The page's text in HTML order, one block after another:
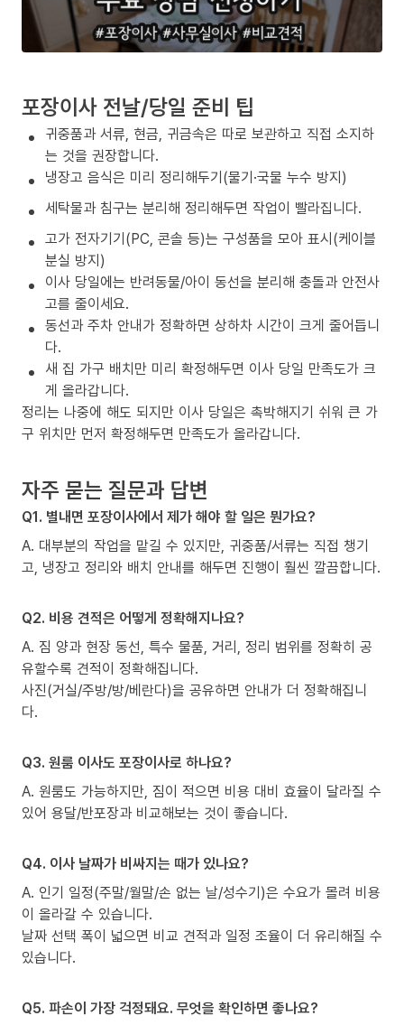
포장이사 전날/당일 준비 팁
귀중품과 서류, 현금, 귀금속은 따로 보관하고 직접 소지하
는 것을 권장합니다.
냉장고 음식은 미리 정리해두기(물기·국물 누수 방지)
세탁물과 침구는 분리해 정리해두면 작업이 빨라집니다.
고가 전자기기(PC, 콘솔 등)는 구성품을 모아 표시(케이블
분실 방지)
이사 당일에는 반려동물/아이 동선을 분리해 충돌과 안전사
고를 줄이세요.
동선과 주차 안내가 정확하면 상하차 시간이 크게 줄어듭니
다.
새 집 가구 배치만 미리 확정해두면 이사 당일 만족도가 크
게 올라갑니다.
정리는 나중에 해도 되지만 이사 당일은 촉박해지기 쉬워 큰 가
구 위치만 먼저 확정해두면 만족도가 올라갑니다.
자주 묻는 질문과 답변
Q1. 별내면 포장이사에서 제가 해야 할 일은 뭔가요?
A. 대부분의 작업을 맡길 수 있지만, 귀중품/서류는 직접 챙기
고, 냉장고 정리와 배치 안내를 해두면 진행이 훨씬 깔끔합니다.
Q2. 비용 견적은 어떻게 정확해지나요?
A. 짐 양과 현장 동선, 특수 물품, 거리, 정리 범위를 정확히 공
유할수록 견적이 정확해집니다.
사진(거실/주방/방/베란다)을 공유하면 안내가 더 정확해집니
다.
Q3. 원룸 이사도 포장이사로 하나요?
A. 원룸도 가능하지만, 짐이 적으면 비용 대비 효율이 달라질 수
있어 용달/반포장과 비교해보는 것이 좋습니다.
Q4. 이사 날짜가 비싸지는 때가 있나요?
A. 인기 일정(주말/월말/손 없는 날/성수기)은 수요가 몰려 비용
이 올라갈 수 있습니다.
날짜 선택 폭이 넓으면 비교 견적과 일정 조율이 더 유리해질 수
있습니다.
Q5. 파손이 가장 걱정돼요. 무엇을 확인하면 좋나요?